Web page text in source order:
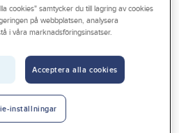
Kylverktyg
Spärrnyckel
cookies" samtycker du till lagring av cookies
på webbplatsen, analysera
i våra marknadsföringsinsatser.
Acceptera alla cookies
inställningar